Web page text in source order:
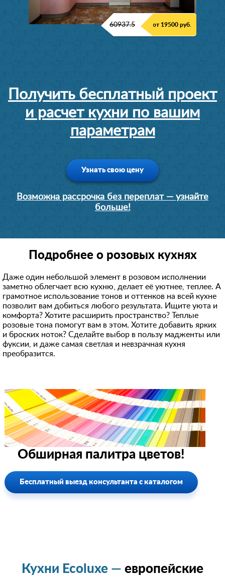
60937.5 от 19500 руб.
Получить бесплатный проект
и расчет кухни по вашим
параметрам
Узнать свою цену
Возможна рассрочка без переплат — узнайте
больше!
Подробнее о розовых кухнях
Даже один небольшой элемент в розовом исполнении
заметно облегчает всю кухню, делает её уютнее, теплее. А
грамотное использование тонов и оттенков на всей кухне
позволит вам добиться любого результата. Ищите уюта и
комфорта? Хотите расширить пространство? Теплые
розовые тона помогут вам в этом. Хотите добавить ярких
и броских ноток? Сделайте выбор в пользу мадженты или
фуксии, и даже самая светлая и невзрачная кухня
преобразится.
Обширная палитра цветов!
Бесплатный выезд консультанта с каталогом
Кухни Ecoluxe — европейские